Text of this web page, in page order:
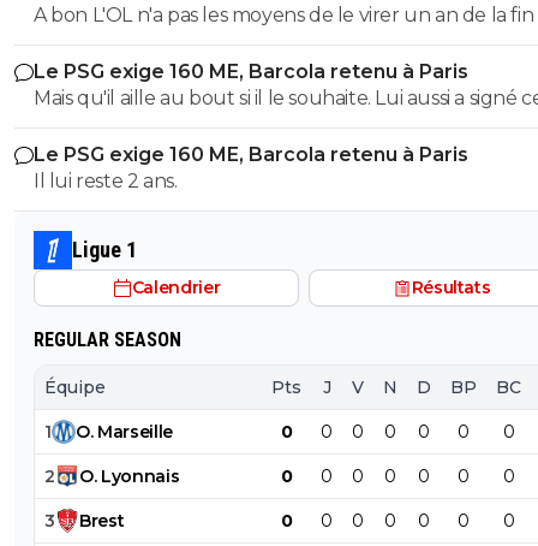
bonus et ils savent que Liverpool a tout à fait les
payer avec 750M de budget et un salaire de Salah en
Après, à Liverpool de voir s ils le veulent vraiment et le
sécuriser dès maintenant car rien de sûr qu il ne
pas par la suite, et rien de sûr qu il ne choisisse
fin de son contrat vu qu il a tout de même une très
côte, il n est peut-etre pas titulaire systématique à Paris
français, ça fait tout de même un beau cv attractif s il
devenait libre de contrat.
A bon L'OL n'a pas les moyens de le virer un an de la
son contrat ça représente même pas 5M brute.
Le PSG exige 160 ME, Barcola retenu à Paris
Mais qu'il aille au bout si il le souhaite. Lui aussi a signé
contrat et lui aussi doit le respecter si pas d'accord avec
Liverpool. On va pas pleurer non plus....
Le PSG exige 160 ME, Barcola retenu à Paris
Il lui reste 2 ans.
Ligue 1
Calendrier Résultats
REGULAR SEASON
Équipe Pts J V N D BP BC
1 O. Marseille 0 0 0 0 0 0 0
2 O. Lyonnais 0 0 0 0 0 0 0
3 Brest 0 0 0 0 0 0 0